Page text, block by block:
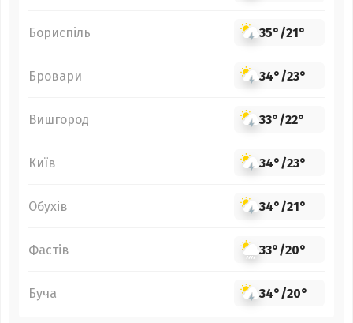
Бориспіль 35°/21°
Бровари 34°/23°
Вишгород 33°/22°
Київ 34°/23°
Обухів 34°/21°
Фастів 33°/20°
Буча 34°/20°